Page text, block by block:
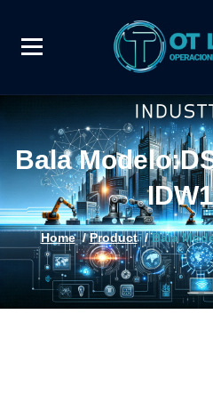
Bala
Home/Product/Bala